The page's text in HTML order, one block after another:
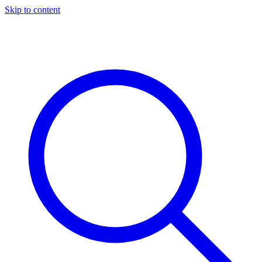
Skip to content